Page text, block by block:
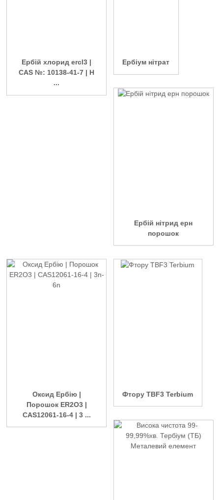
Ербій хлорид ercl3 |
CAS №: 10138-41-7 | Н
...
Ербіум нітрат
Ербій нітрид ерн
порошок
Оксид Ербію |
Порошок ER2O3 |
CAS12061-16-4 | 3 ...
Фтору TBF3 Terbium